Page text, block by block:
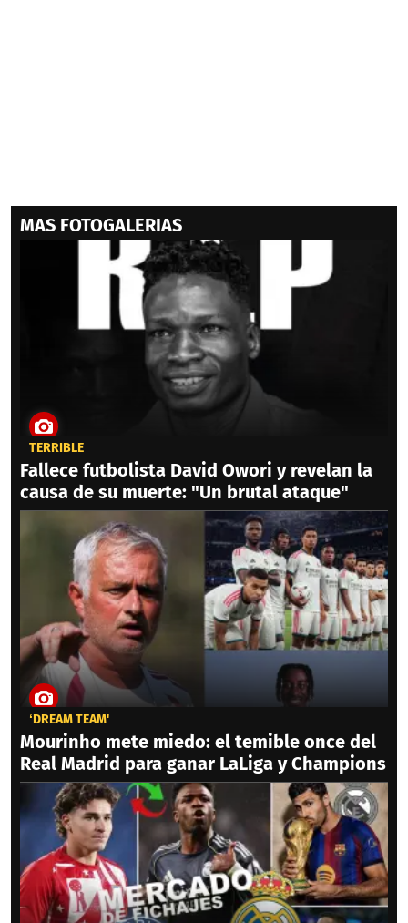
MAS FOTOGALERIAS
TERRIBLE
Fallece futbolista David Owori y revelan la
causa de su muerte: "Un brutal ataque"
‘DREAM TEAM'
Mourinho mete miedo: el temible once del
Real Madrid para ganar LaLiga y Champions